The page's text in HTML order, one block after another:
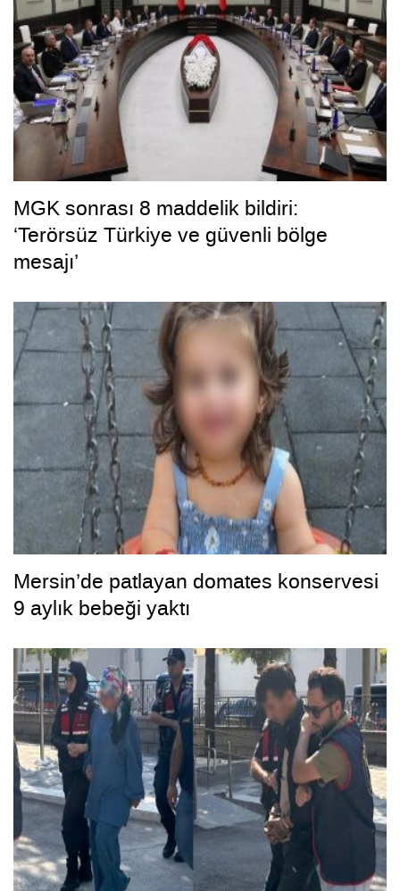
MGK sonrası 8 maddelik bildiri:
‘Terörsüz Türkiye ve güvenli bölge
mesajı’
Mersin’de patlayan domates konservesi
9 aylık bebeği yaktı